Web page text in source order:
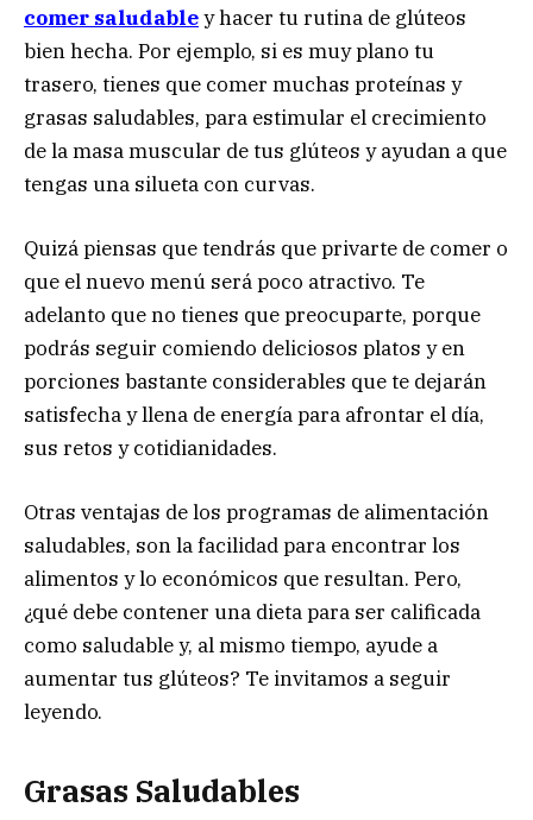
comer saludabley hacer tu rutina de glúteos
bien hecha. Por ejemplo, si es muy plano tu
trasero, tienes que comer muchas proteínas y
grasas saludables, para estimular el crecimiento
de la masa muscular de tus glúteos y ayudan a que
tengas una silueta con curvas.
Quizá piensas que tendrás que privarte de comer o
que el nuevo menú será poco atractivo. Te
adelanto que no tienes que preocuparte, porque
podrás seguir comiendo deliciosos platos y en
porciones bastante considerables que te dejarán
satisfecha y llena de energía para afrontar el día,
sus retos y cotidianidades.
Otras ventajas de los programas de alimentación
saludables, son la facilidad para encontrar los
alimentos y lo económicos que resultan. Pero,
¿qué debe contener una dieta para ser calificada
como saludable y, al mismo tiempo, ayude a
aumentar tus glúteos? Te invitamos a seguir
leyendo.
Grasas Saludables